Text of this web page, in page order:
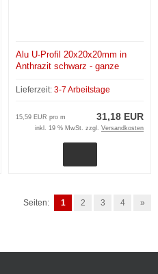
Alu U-Profil 20x20x20mm in
Anthrazit schwarz - ganze
Lieferzeit: 3-7 Arbeitstage
31,18 EUR
15,59 EUR pro m
inkl. 19 % MwSt. zzgl. Versandkosten
Seiten: 1 2 3 4 »